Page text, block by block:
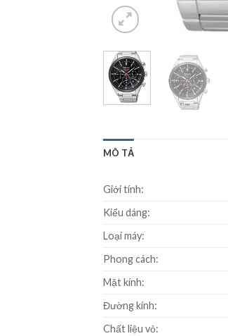
MÔ TẢ
Giới tính:
Kiểu dáng:
Loại máy:
Phong cách:
Mặt kính:
Đường kính:
Chất liệu vỏ: